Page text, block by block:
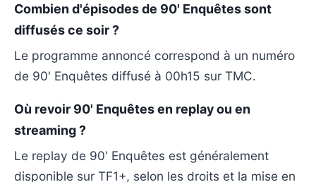
Combien d'épisodes de 90' Enquêtes sont
diffusés ce soir ?
Le programme annoncé correspond à un numéro
de 90' Enquêtes diffusé à 00h15 sur TMC.
Où revoir 90' Enquêtes en replay ou en
streaming ?
Le replay de 90' Enquêtes est généralement
disponible sur TF1+, selon les droits et la mise en